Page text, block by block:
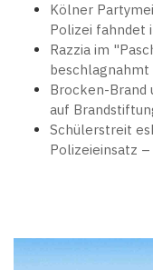
Kölner
Polizei fahndet
Razzia im
Brocken-Brand
auf
Schülerstreit
Polizeieinsatz